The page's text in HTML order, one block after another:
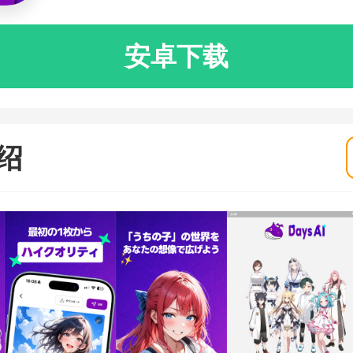
安卓下载